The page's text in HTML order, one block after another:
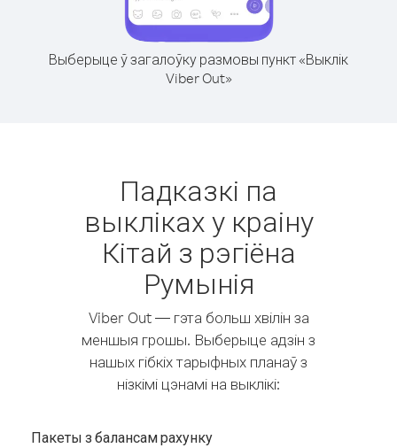
Выберыце ў загалоўку размовы пункт «Выклік
Viber Out»
Падказкі па
выкліках у краіну
Кітай з рэгіёна
Румынія
Viber Out — гэта больш хвілін за
меншыя грошы. Выберыце адзін з
нашых гібкіх тарыфных планаў з
нізкімі цэнамі на выклікі:
Пакеты з балансам рахунку